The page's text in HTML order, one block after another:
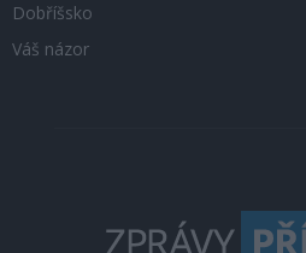
Dobříšsko
Váš názor